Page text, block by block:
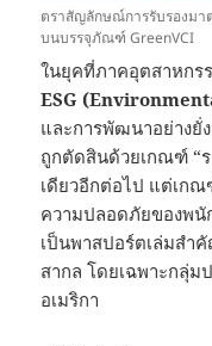
ตราสัญลักษณ์การรับรองมา
บนบรรจุภัณฑ์ GreenVCI
ในยุคที่ภาคอุตสาหกร
ESG
และการพัฒนาอย่างยั่
ถูกตัดสินด้วยเกณฑ์ “ร
เดียวอีกต่อไป แต่เก
ความปลอดภัยของพนั
เป็นพาสปอร์ตเล่มสำ
สากล โดยเฉพาะกลุ่ม
อเมริกา